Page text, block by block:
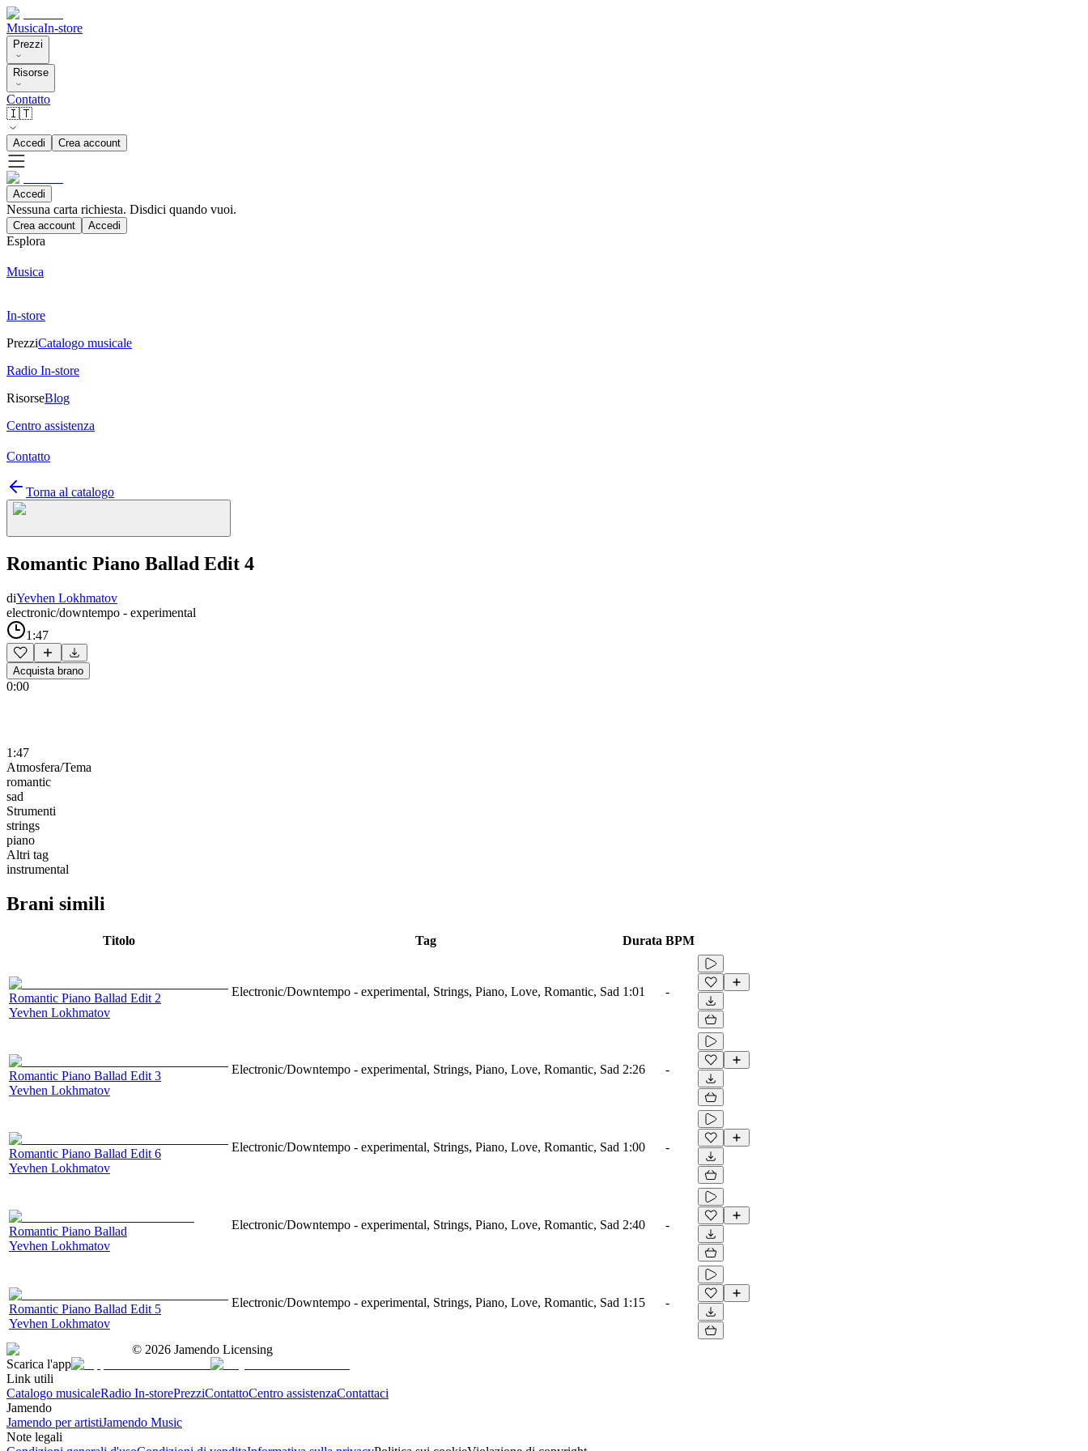
MusicaIn-store
Prezzi
Risorse
Contatto
🇮🇹
Accedi Crea account
Accedi
Nessuna carta richiesta. Disdici quando vuoi.
Crea account Accedi
Esplora
Musica
In-store
PrezziCatalogo musicale
Radio In-store
RisorseBlog
Centro assistenza
Contatto
Torna al catalogo
Romantic Piano Ballad Edit 4
diYevhen Lokhmatov
electronic/downtempo - experimental
1:47
Acquista brano
0:00
1:47
Atmosfera/Tema
romantic
sad
Strumenti
strings
piano
Altri tag
instrumental
Brani simili
Titolo Tag Durata BPM
Romantic Piano Ballad Edit 2
Yevhen Lokhmatov
Electronic/Downtempo - experimental, Strings, Piano, Love, Romantic, Sad 1:01 -
Romantic Piano Ballad Edit 3
Yevhen Lokhmatov
Electronic/Downtempo - experimental, Strings, Piano, Love, Romantic, Sad 2:26 -
Romantic Piano Ballad Edit 6
Yevhen Lokhmatov
Electronic/Downtempo - experimental, Strings, Piano, Love, Romantic, Sad 1:00 -
Romantic Piano Ballad
Yevhen Lokhmatov
Electronic/Downtempo - experimental, Strings, Piano, Love, Romantic, Sad 2:40 -
Romantic Piano Ballad Edit 5
Yevhen Lokhmatov
Electronic/Downtempo - experimental, Strings, Piano, Love, Romantic, Sad 1:15 -
© 2026 Jamendo Licensing
Scarica l'app
Link utili
Catalogo musicaleRadio In-storePrezziContattoCentro assistenzaContattaci
Jamendo
Jamendo per artistiJamendo Music
Note legali